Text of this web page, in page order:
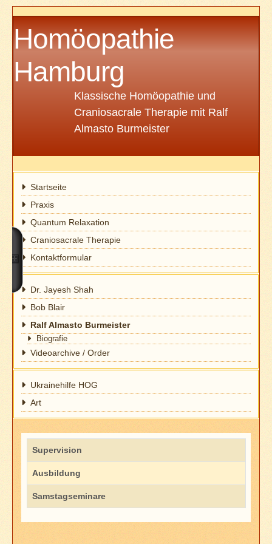
Homöopathie
Hamburg
Klassische Homöopathie und
Craniosacrale Therapie mit Ralf
Almasto Burmeister
Startseite
Praxis
Quantum Relaxation
Craniosacrale Therapie
Kontaktformular
Dr. Jayesh Shah
Bob Blair
Ralf Almasto Burmeister
Biografie
Videoarchive / Order
Ukrainehilfe HOG
Art
Titel
Supervision
Ausbildung
Samstagseminare